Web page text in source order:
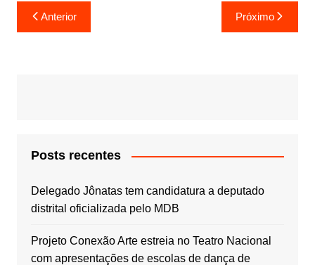
Navegação
de
Anterior Próximo
Posts recentes
Delegado Jônatas tem candidatura a deputado
distrital oficializada pelo MDB
Projeto Conexão Arte estreia no Teatro Nacional
com apresentações de escolas de dança de